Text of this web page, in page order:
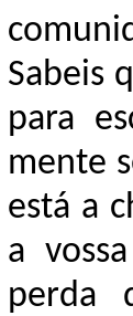
Sabeis
para
mente
está a
a
perda